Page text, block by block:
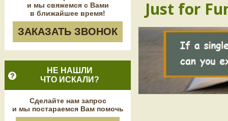
и мы свяжемся с Вами
в ближайшее время!
ЗАКАЗАТЬ ЗВОНОК
НЕ НАШЛИ
ЧТО ИСКАЛИ?
Сделайте нам запрос
и мы постараемся Вам помочь
Just for